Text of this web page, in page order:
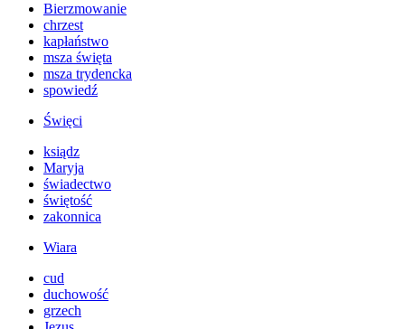
Bierzmowanie
chrzest
kapłaństwo
msza święta
msza trydencka
spowiedź
Święci
ksiądz
Maryja
świadectwo
świętość
zakonnica
Wiara
cud
duchowość
grzech